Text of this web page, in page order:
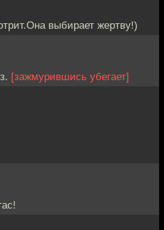
выбирает жертву!)
[зажмурившись убегает]